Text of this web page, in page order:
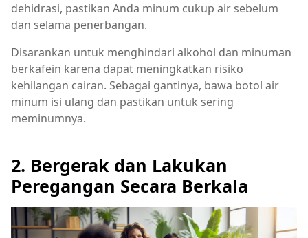
dehidrasi, pastikan Anda minum cukup air sebelum
dan selama penerbangan.
Disarankan untuk menghindari alkohol dan minuman
berkafein karena dapat meningkatkan risiko
kehilangan cairan. Sebagai gantinya, bawa botol air
minum isi ulang dan pastikan untuk sering
meminumnya.
2. Bergerak dan Lakukan
Peregangan Secara Berkala